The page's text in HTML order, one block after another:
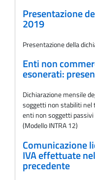
Presentazione
2019
Presentazione della
Enti non
esonerati:
Dichiarazione mensile
soggetti non stabiliti
enti non soggetti passivi
(Modello INTRA 12)
Comunicazione
IVA effettuate
precedente